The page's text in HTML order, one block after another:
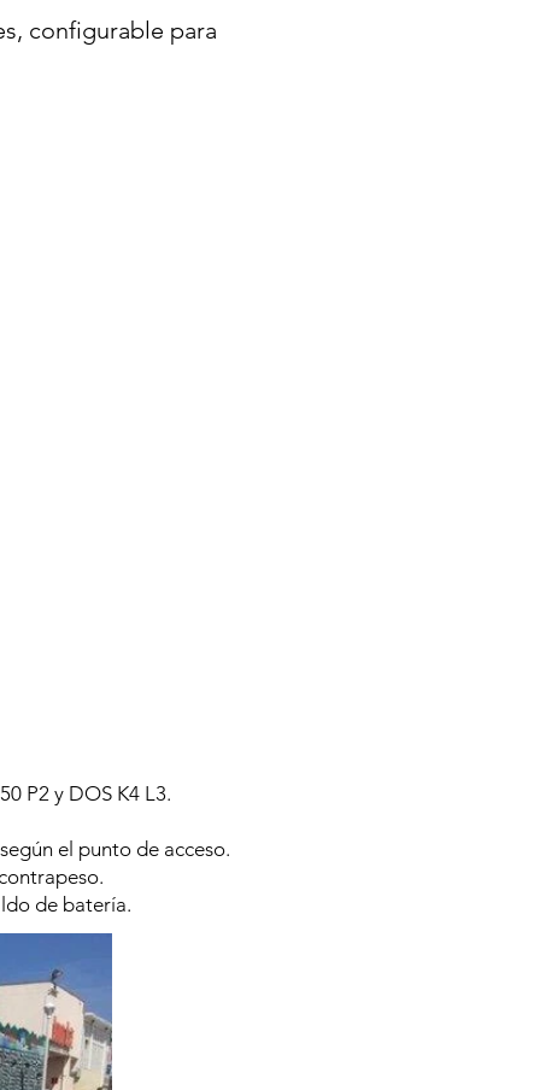
configurable para
P2 y DOS K4 L3.
el punto de acceso.
de batería.